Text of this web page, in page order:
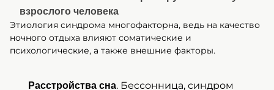
Этиология синдрома многофакторна, ведь на качество
ночного отдыха влияют соматические и
психологические, а также внешние факторы.
Расстройства сна. Бессонница, синдром